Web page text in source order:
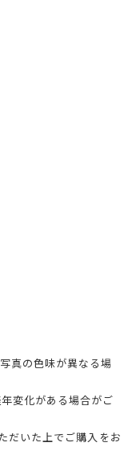
真の色味が異なる場
変化がある場合がご
だいた上でご購入をお